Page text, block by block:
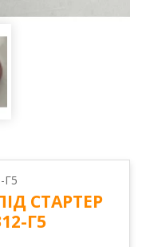
Г5
СТАРТЕР
Г5